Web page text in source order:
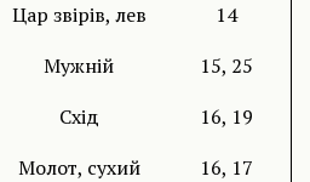
Цар звірів, лев
14
Мужній
15, 25
Схід
16, 19
Молот, сухий
16, 17